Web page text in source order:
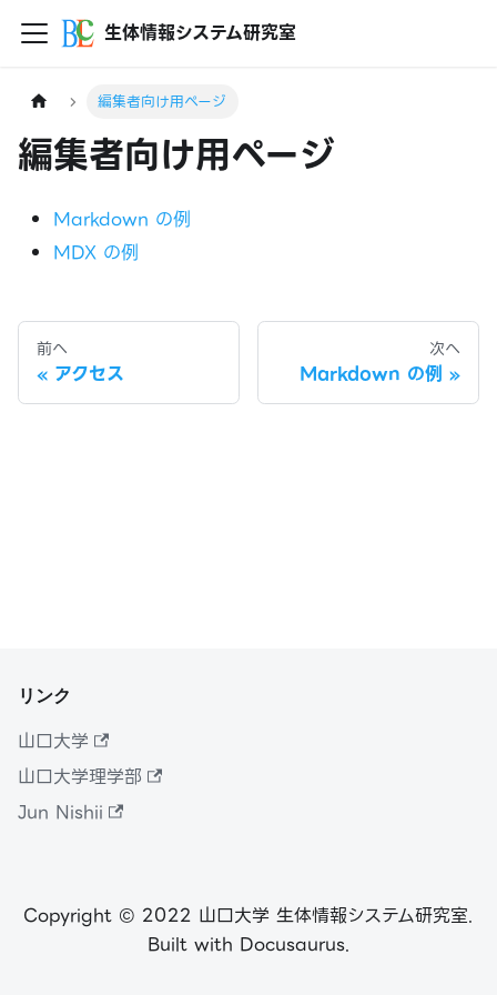
生体情報システム研究室
編集者向け用ページ
編集者向け用ページ
Markdown の例
MDX の例
前へ
アクセス
次へ
Markdown の例
リンク
山口大学
山口大学理学部
Jun Nishii
Copyright © 2022 山口大学 生体情報システム研究室.
Built with Docusaurus.